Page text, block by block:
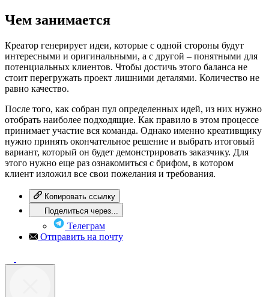
Чем занимается
Креатор генерирует идеи, которые с одной стороны будут
интересными и оригинальными, а с другой – понятными для
потенциальных клиентов. Чтобы достичь этого баланса не
стоит перегружать проект лишними деталями. Количество не
равно качество.
После того, как собран пул определенных идей, из них нужно
отобрать наиболее подходящие. Как правило в этом процессе
принимает участие вся команда. Однако именно креативщику
нужно принять окончательное решение и выбрать итоговый
вариант, который он будет демонстрировать заказчику. Для
этого нужно еще раз ознакомиться с брифом, в котором
клиент изложил все свои пожелания и требования.
Копировать ссылку
Поделиться через...
Телеграм
Отправить на почту